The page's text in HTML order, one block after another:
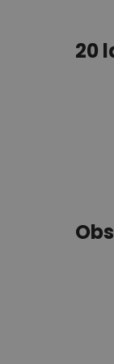
Projekt
Rabat 10%
20